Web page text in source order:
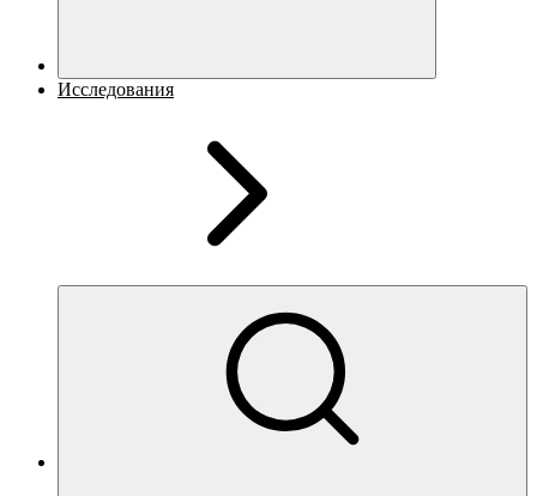
Исследования